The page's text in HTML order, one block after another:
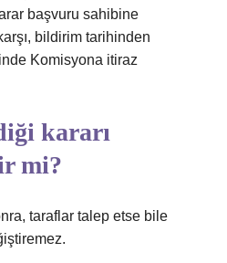
başvuru sahibine
bildirim tarihinden
Komisyona itiraz
kararı
mi?
taraflar talep etse bile